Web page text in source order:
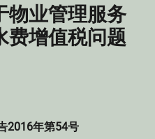
物业管理服务
费增值税问题
2016年第54号